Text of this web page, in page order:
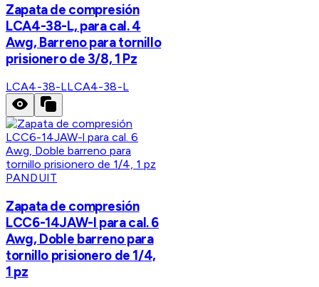
Zapata de compresión
LCA4-38-L, para cal. 4
Awg, Barreno para tornillo
prisionero de 3/8, 1 Pz
LCA4-38-LLCA4-38-L
PANDUIT
Zapata de compresión
LCC6-14JAW-l para cal. 6
Awg, Doble barreno para
tornillo prisionero de 1/4,
1 pz